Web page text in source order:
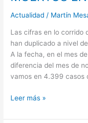
Actualidad / Martín
Las cifras en lo corrido
han duplicado a nivel
A la fecha, en el mes
diferencia del mes de
vamos en 4.399 casos
Leer más »